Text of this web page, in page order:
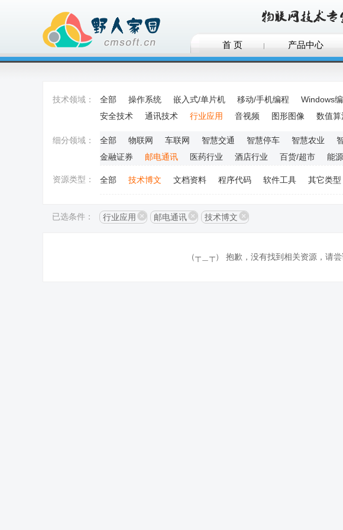
首 页 产品中心
技术领域： 全部 操作系统 嵌入式/单片机 移动/手机编程 Windows
安全技术
通讯技术 行业应用 音视频 图形图像 数值
细分领域： 全部 物联网 车联网 智慧交通 智慧停车 智慧农业
金融证券
邮电通讯 医药行业 酒店行业 百货/超市 能
资源类型： 全部 技术博文 文档资料 程序代码 软件工具 其它类型
已选条件： 行业应用 邮电通讯 技术博文
（┬＿┬） 抱歉，没有找到相关资源，请